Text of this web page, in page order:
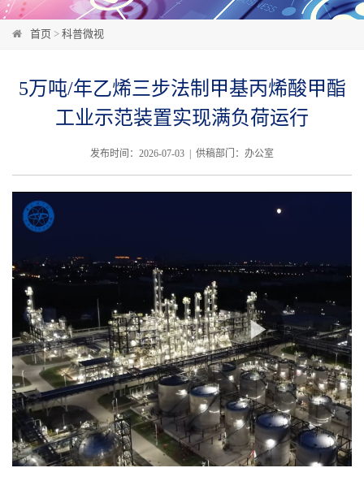
首页 > 科普微视
5万吨/年乙烯三步法制甲基丙烯酸甲酯
工业示范装置实现满负荷运行
发布时间：2026-07-03 | 供稿部门：办公室